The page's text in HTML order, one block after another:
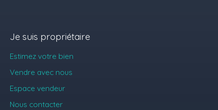
Je suis propriétaire
Estimez votre bien
Vendre avec nous
Espace vendeur
Nous contacter